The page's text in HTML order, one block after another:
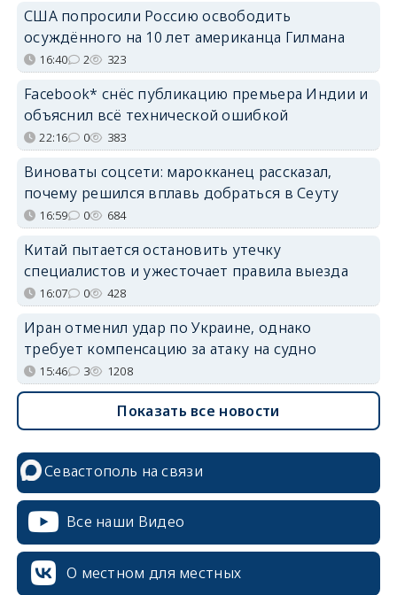
США попросили Россию освободить
осуждённого на 10 лет американца Гилмана
16:40 2 323
Facebook* снёс публикацию премьера Индии и
объяснил всё технической ошибкой
22:16 0 383
Виноваты соцсети: марокканец рассказал,
почему решился вплавь добраться в Сеуту
16:59 0 684
Китай пытается остановить утечку
специалистов и ужесточает правила выезда
16:07 0 428
Иран отменил удар по Украине, однако
требует компенсацию за атаку на судно
15:46 3 1208
Показать все новости
Севастополь на связи
Все наши Видео
О местном для местных